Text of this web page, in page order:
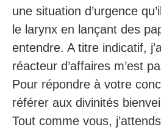
une situation d’urgence
le larynx en lançant des
entendre. A titre indicatif,
réacteur d’affaires m’est
Pour répondre à votre
référer aux divinités
Tout comme vous,